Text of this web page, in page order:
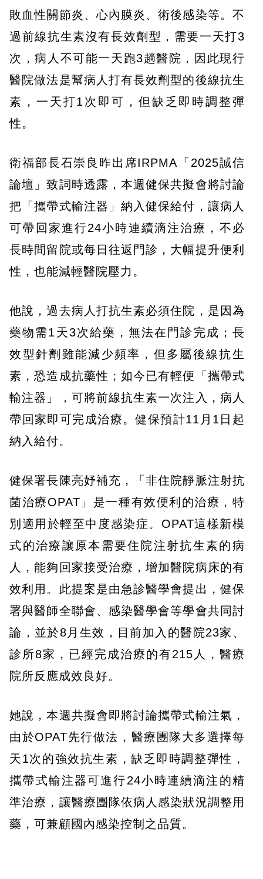
敗血性關節炎、心內膜炎、術後感染等。不
過前線抗生素沒有長效劑型，需要一天打3
次，病人不可能一天跑3趟醫院，因此現行
醫院做法是幫病人打有長效劑型的後線抗生
素，一天打1次即可，但缺乏即時調整彈
性。
衛福部長石崇良昨出席IRPMA「2025誠信
論壇」致詞時透露，本週健保共擬會將討論
把「攜帶式輸注器」納入健保給付，讓病人
可帶回家進行24小時連續滴注治療，不必
長時間留院或每日往返門診，大幅提升便利
性，也能減輕醫院壓力。
他說，過去病人打抗生素必須住院，是因為
藥物需1天3次給藥，無法在門診完成；長
效型針劑雖能減少頻率，但多屬後線抗生
素，恐造成抗藥性；如今已有輕便「攜帶式
輸注器」，可將前線抗生素一次注入，病人
帶回家即可完成治療。健保預計11月1日起
納入給付。
健保署長陳亮妤補充，「非住院靜脈注射抗
菌治療OPAT」是一種有效便利的治療，特
別適用於輕至中度感染症。OPAT這樣新模
式的治療讓原本需要住院注射抗生素的病
人，能夠回家接受治療，增加醫院病床的有
效利用。此提案是由急診醫學會提出，健保
署與醫師全聯會、感染醫學會等學會共同討
論，並於8月生效，目前加入的醫院23家、
診所8家，已經完成治療的有215人，醫療
院所反應成效良好。
她說，本週共擬會即將討論攜帶式輸注氣，
由於OPAT先行做法，醫療團隊大多選擇每
天1次的強效抗生素，缺乏即時調整彈性，
攜帶式輸注器可進行24小時連續滴注的精
準治療，讓醫療團隊依病人感染狀況調整用
藥，可兼顧國內感染控制之品質。